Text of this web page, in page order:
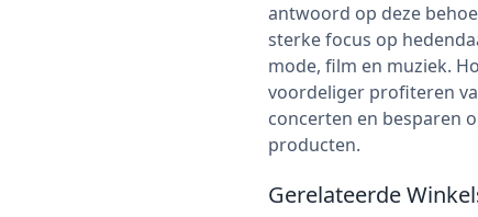
antwoord op deze
sterke focus op
mode, film en muziek.
voordeliger profiteren
concerten en besparen
producten.
Gerelateerde